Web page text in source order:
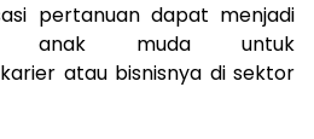
pertanuan dapat menjadi
anak muda untuk
atau bisnisnya di sektor